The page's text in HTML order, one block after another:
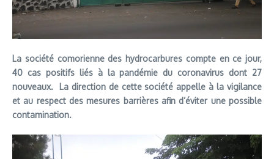
La société comorienne des hydrocarbures compte en ce jour,
40 cas positifs liés à la pandémie du coronavirus dont 27
nouveaux. La direction de cette société appelle à la vigilance
et au respect des mesures barrières afin d’éviter une possible
contamination.